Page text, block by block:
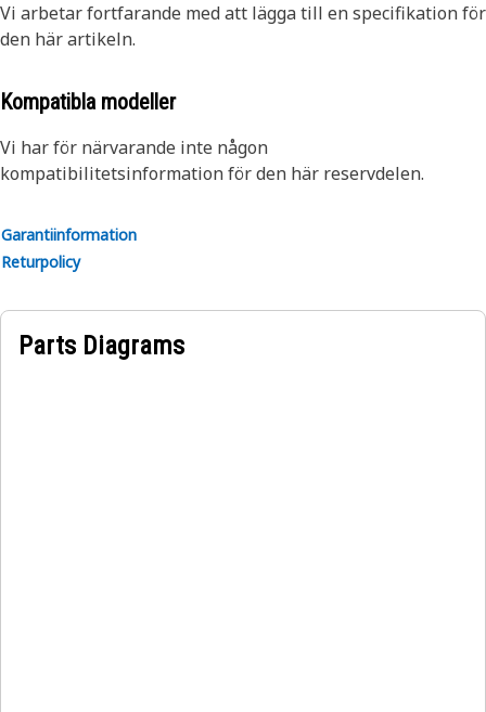
Vi arbetar fortfarande med att lägga till en specifikation för
den här artikeln.
Kompatibla modeller
Vi har för närvarande inte någon
kompatibilitetsinformation för den här reservdelen.
Garantiinformation
Returpolicy
Parts Diagrams